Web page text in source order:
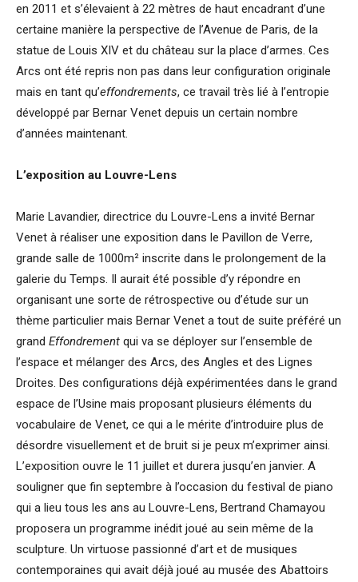
en 2011 et s’élevaient à 22 mètres de haut encadrant d’une
certaine manière la perspective de l’Avenue de Paris, de la
statue de Louis XIV et du château sur la place d’armes. Ces
Arcs ont été repris non pas dans leur configuration originale
mais en tant qu’effondrements, ce travail très lié à l’entropie
développé par Bernar Venet depuis un certain nombre
d’années maintenant.
L’exposition au Louvre-Lens
Marie Lavandier, directrice du Louvre-Lens a invité Bernar
Venet à réaliser une exposition dans le Pavillon de Verre,
grande salle de 1000m² inscrite dans le prolongement de la
galerie du Temps. Il aurait été possible d’y répondre en
organisant une sorte de rétrospective ou d’étude sur un
thème particulier mais Bernar Venet a tout de suite préféré un
grand Effondrement qui va se déployer sur l’ensemble de
l’espace et mélanger des Arcs, des Angles et des Lignes
Droites. Des configurations déjà expérimentées dans le grand
espace de l’Usine mais proposant plusieurs éléments du
vocabulaire de Venet, ce qui a le mérite d’introduire plus de
désordre visuellement et de bruit si je peux m’exprimer ainsi.
L’exposition ouvre le 11 juillet et durera jusqu’en janvier. A
souligner que fin septembre à l’occasion du festival de piano
qui a lieu tous les ans au Louvre-Lens, Bertrand Chamayou
proposera un programme inédit joué au sein même de la
sculpture. Un virtuose passionné d’art et de musiques
contemporaines qui avait déjà joué au musée des Abattoirs